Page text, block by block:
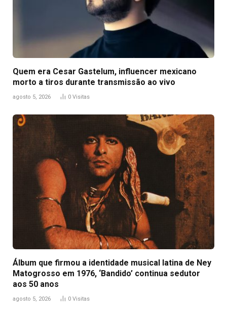
Quem era Cesar Gastelum, influencer mexicano
morto a tiros durante transmissão ao vivo
agosto 5, 2026 0 Visitas
Álbum que firmou a identidade musical latina de Ney
Matogrosso em 1976, ‘Bandido’ continua sedutor
aos 50 anos
agosto 5, 2026 0 Visitas